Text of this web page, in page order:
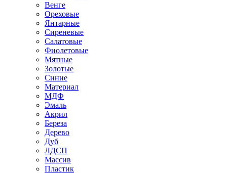
Венге
Ореховые
Янтарные
Сиреневые
Салатовые
Фиолетовые
Мятные
Золотые
Синие
Материал
МДФ
Эмаль
Акрил
Береза
Дерево
Дуб
ЛДСП
Массив
Пластик